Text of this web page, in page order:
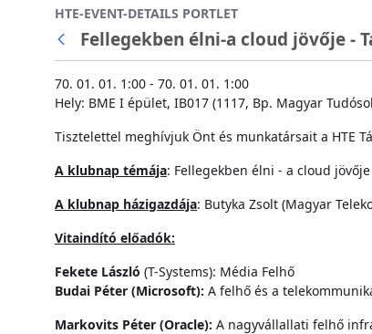
Ugrás a fő tartalomhoz
HTE-EVENT-DETAILS PORTLET
Fellegekben élni-a cloud jövője -
70. 01. 01. 1:00 - 70. 01. 01. 1:00
Hely: BME I épület, IB017 (1117, Bp. Magyar
Tisztelettel meghívjuk Önt és munkatársait a HTE
A klubnap témája: Fellegekben élni - a cloud jövője
A klubnap házigazdája: Butyka Zsolt (Magyar
Vitaindító előadók:
Fekete László (T-Systems): Média Felhő
Budai Péter (Microsoft): A felhő és a
Markovits Péter (Oracle): A nagyvállallati felhő